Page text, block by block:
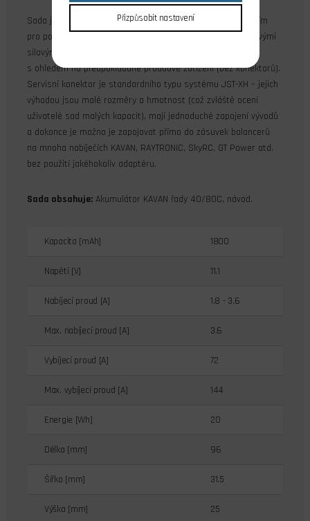
Sada je dodávána v provedení „Air Pack“ určeném především
pro pohon modelů letadel a vrtulníků. Je opatřena silikonovými
silovými (nabíjecími) kabely s průřezem dimenzovaným
s ohledem na předpokládané proudové zatížení (bez konektorů).
Servisní konektor je standardního typu systému JST-XH – jejich
výhodou jsou malé rozměry a hmotnost (což zvláště ocení
uživatelé sad malých kapacit), mají jednoduché zapojení vývodů
a dokonce je možno je zapojovat přímo do zásuvek balancerů
na mnoha nabíječích KAVAN, RAYTRONIC, SkyRC, GT Power atd.
bez použití jakéhokoliv adaptéru.
Sada obsahuje:Akumulátor KAVAN řady 40/80C, návod.
Kapacita [mAh] 1800
Napětí [V] 11.1
Nabíjecí proud [A] 1.8 - 3.6
Max. nabíjecí proud [A] 3.6
Vybíjecí proud [A] 72
Max. vybíjecí proud [A] 144
Energie [Wh] 20
Délka [mm] 96
Šířka [mm] 31.5
Výška [mm] 25
Přizpůsobit nastavení